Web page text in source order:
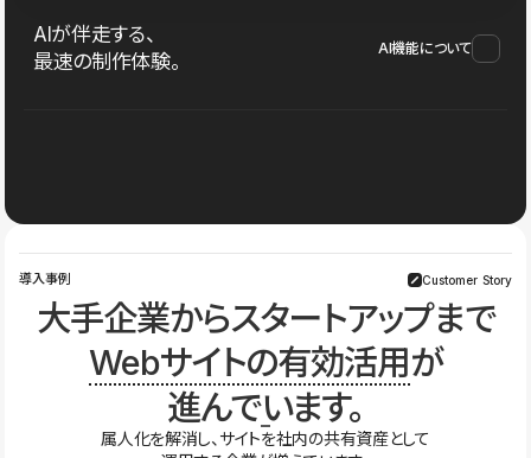
AIが伴走する、
最速の制作体験。
AI機能について
導入事例 Customer Story
大手企業からスタートアップまで
Webサイトの有効活用が
進んでいます。
属人化を解消し、サイトを社内の共有資産として